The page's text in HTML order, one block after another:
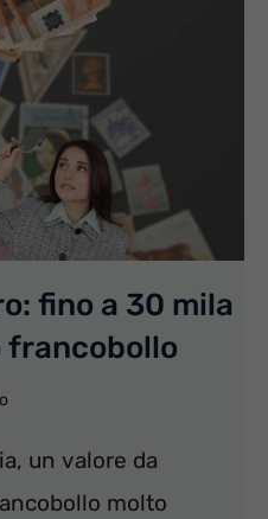
fino a 30 mila
francobollo
un valore da
molto